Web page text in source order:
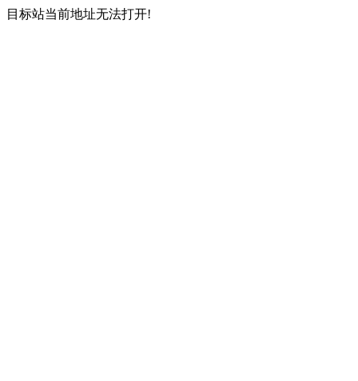
目标站当前地址无法打开!